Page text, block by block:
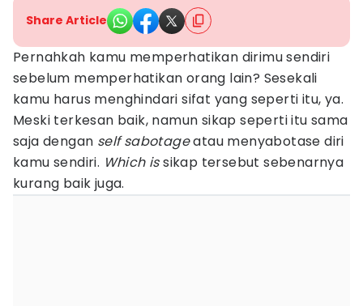
Share Article
Pernahkah kamu memperhatikan dirimu sendiri
sebelum memperhatikan orang lain? Sesekali
kamu harus menghindari sifat yang seperti itu, ya.
Meski terkesan baik, namun sikap seperti itu sama
saja dengan self sabotageatau menyabotase diri
kamu sendiri. Which issikap tersebut sebenarnya
kurang baik juga.